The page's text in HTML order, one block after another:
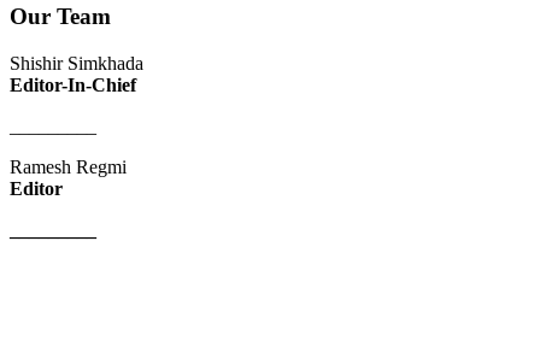
Our Team
Shishir Simkhada
Editor-In-Chief
Ramesh Regmi
Editor